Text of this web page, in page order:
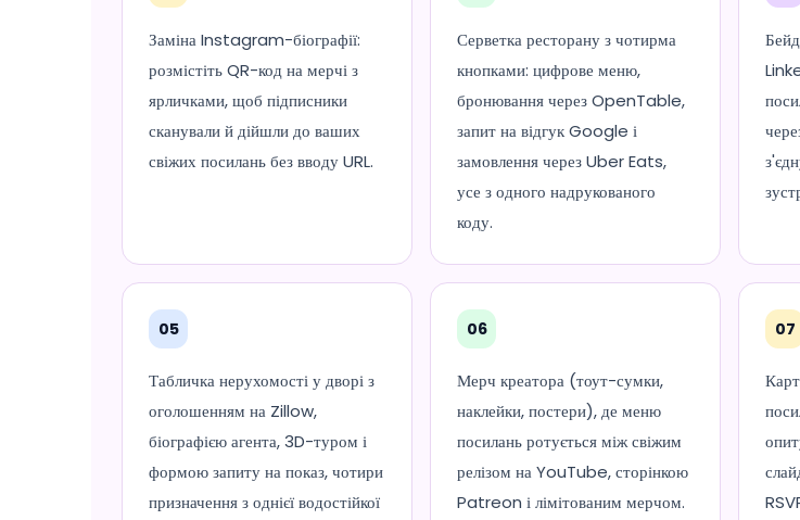
Заміна Instagram-біографії:
розмістіть QR-код на мерчі з
ярличками, щоб підписники
сканували й дійшли до ваших
свіжих посилань без вводу URL.
Серветка ресторану з чотирма
кнопками: цифрове меню,
бронювання через OpenTable,
запит на відгук Google і
замовлення через Uber Eats,
усе з одного надрукованого
коду.
05
Табличка нерухомості у дворі з
оголошенням на Zillow,
біографією агента, 3D-туром і
формою запиту на показ, чотири
призначення з однієї водостійкої
06
Мерч креатора (тоут-сумки,
наклейки, постери), де меню
посилань ротується між свіжим
релізом на YouTube, сторінкою
Patreon і лімітованим мерчом.
07